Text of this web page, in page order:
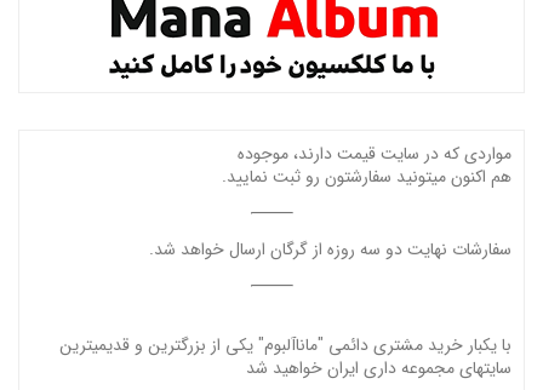
مواردی که در سایت قیمت دارند، موجوده
هم اکنون میتونید سفارشتون رو ثبت نمایید.
سفارشات نهایت دو سه روزه از گرگان ارسال خواهد شد.
با یکبار خرید مشتری دائمی "ماناآلبوم" یکی از بزرگترین و قدیمیترین
سایتهای مجموعه داری ایران خواهید شد